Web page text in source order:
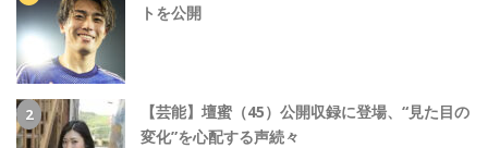
トを公開
【芸能】壇蜜（45）公開収録に登場、“見た目の
変化”を心配する声続々